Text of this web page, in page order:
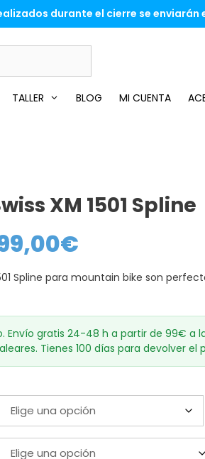
durante el cierre se enviarán
TALLER BLOG MI CUENTA
XM 1501 Spline
€
469,00€
Spline para mountain bike son
Envío gratis 24-48 h a partir de 99€ a
Tienes 100 días para devolver el